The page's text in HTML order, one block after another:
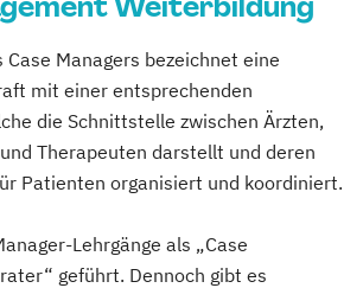
Präventionsberater
für Pflegerische Hilfskräfte
Qualitätsmanager
Mainz Mannheim
München Münster
Nürnberg Osnabrück
Potsdam Regensburg
Rostock Saarbrücken
Siegen Stralsund Stuttgart
Wuppertal
in Gesundheits-
Intensivpflege und
Krankenhaushygiene
Pflege
Case Managers bezeichnet eine
mit einer entsprechenden
die Schnittstelle zwischen Ärzten,
Therapeuten darstellt und deren
Patienten organisiert und koordiniert.
Lehrgänge als „Case
geführt. Dennoch gibt es